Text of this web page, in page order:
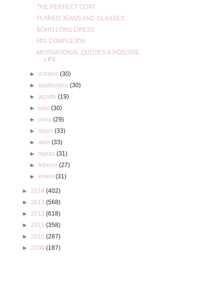
THE PERFECT COAT
FLARED JEANS AND GLASSES
BOHO LONG DRESS
MIS COMPLEJOS
MOTIVATIONAL QUOTES & POSITIVE
LIFE
► octubre (30)
► septiembre (30)
► agosto (19)
► julio (30)
► junio (29)
► mayo (33)
► abril (33)
► marzo (31)
► febrero (27)
► enero (31)
►2014(402)
►2013(568)
►2012(618)
►2011(358)
►2010(287)
►2009(187)